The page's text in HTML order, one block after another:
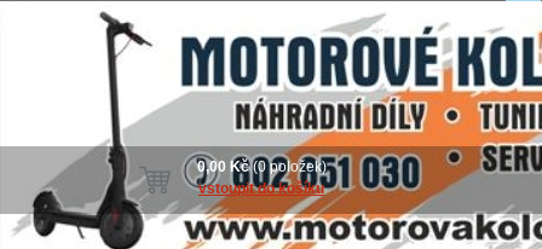
0,00 Kč(0 položek)
vstoupit do košíku